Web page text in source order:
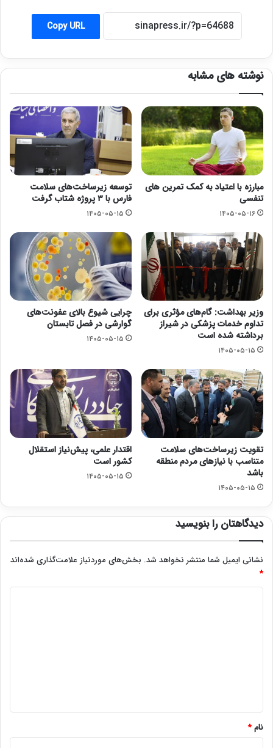
Copy URL
نوشته های مشابه
مبارزه با اعتیاد به کمک تمرین های
تنفسی
۱۴۰۵-۰۵-۱۶
توسعه زیرساخت‌های سلامت
فارس با ۳ پروژه شتاب گرفت
۱۴۰۵-۰۵-۱۵
وزیر بهداشت: گام‌های مؤثری برای
تداوم خدمات پزشکی در شیراز
برداشته شده است
۱۴۰۵-۰۵-۱۵
چرایی شیوع بالای عفونت‌های
گوارشی در فصل تابستان
۱۴۰۵-۰۵-۱۵
تقویت زیرساخت‌های سلامت
متناسب با نیازهای مردم منطقه
باشد
۱۴۰۵-۰۵-۱۵
اقتدار علمی، پیش‌نیاز استقلال
کشور است
۱۴۰۵-۰۵-۱۵
دیدگاهتان را بنویسید
نشانی ایمیل شما منتشر نخواهد شد. بخش‌های موردنیاز علامت‌گذاری شده‌اند
*
نام*